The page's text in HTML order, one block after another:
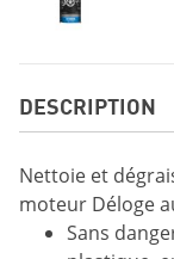
DESCRIPTION
Nettoie et
moteur Déloge
Sans